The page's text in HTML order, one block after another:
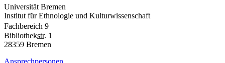
Universität Bremen
Institut für Ethnologie und Kulturwissenschaft
Fachbereich 9
Bibliothekstr. 1
28359 Bremen
Ansprechpersonen